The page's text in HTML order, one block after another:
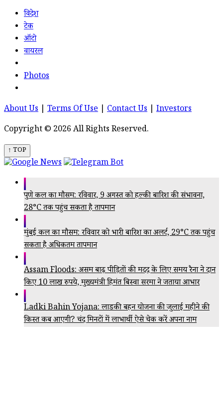
विदेश
टेक
ऑटो
वायरल
Photos
About Us Terms Of Use Contact Us
Investors
Copyright © 2026 All Rights Reserved.
↑ TOP
पुणे कल का मौसम: रविवार, 9 अगस्त को हल्की बारिश की संभावना,
28°C तक पहुंच सकता है तापमान
मुंबई कल का मौसम: रविवार को भारी बारिश का अलर्ट, 29°C तक पहुंच
सकता है अधिकतम तापमान
Assam Floods: असम बाढ़ पीड़ितों की मदद के लिए समय रैना ने दान
किए 10 लाख रुपये, मुख्यमंत्री हिमंत बिस्वा सरमा ने जताया आभार
Ladki Bahin Yojana: लाडकी बहन योजना की जुलाई महीने की
किस्त कब आएगी? चंद मिनटों में लाभार्थी ऐसे चेक करें अपना नाम